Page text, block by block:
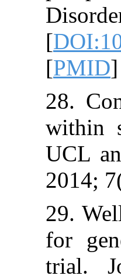
[
[